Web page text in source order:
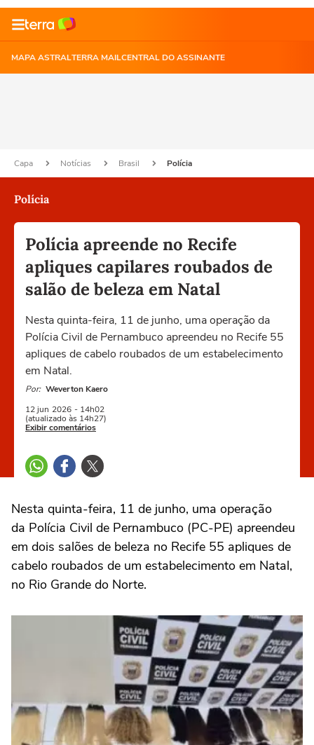
MAPA ASTRALTERRA MAILCENTRAL DO ASSINANTE
Capa Notícias Brasil Polícia
Polícia
Polícia apreende no Recife
apliques capilares roubados de
salão de beleza em Natal
Nesta quinta-feira, 11 de junho, uma operação da
Polícia Civil de Pernambuco apreendeu no Recife 55
apliques de cabelo roubados de um estabelecimento
em Natal.
Por: Weverton Kaero
12 jun 2026 - 14h02
(atualizado às 14h27)
Exibir comentários
Nesta quinta-feira, 11 de junho, uma operação
da Polícia Civil de Pernambuco (PC-PE) apreendeu
em dois salões de beleza no Recife 55 apliques de
cabelo roubados de um estabelecimento em Natal,
no Rio Grande do Norte.